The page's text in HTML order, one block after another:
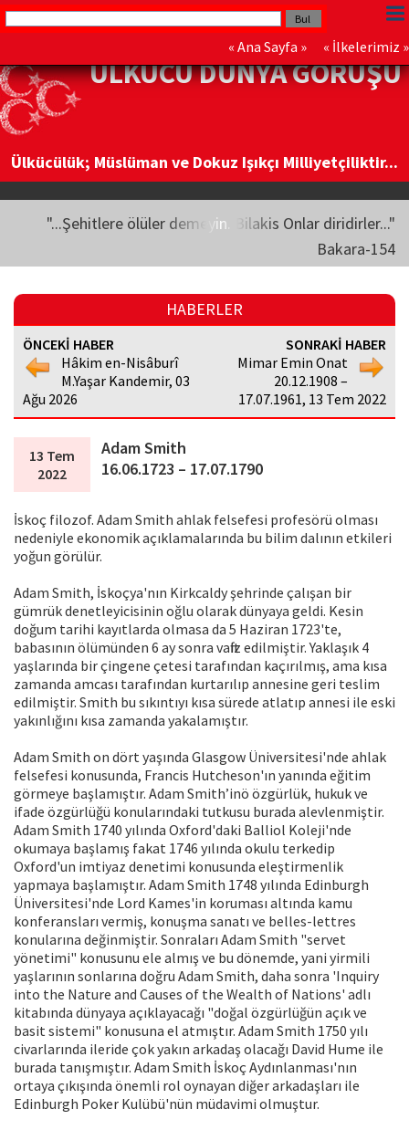
« Ana Sayfa » « İlkelerimiz »
ÜLKÜCÜ DÜNYA GÖRÜŞÜ
Ülkücülük; Müslüman ve Dokuz Işıkçı Milliyetçiliktir...
"...Şehitlere ölüler demeyin. Bilakis Onlar diridirler..."
Bakara-154
HABERLER
ÖNCEKİ HABER
Hâkim en-Nisâburî
M.Yaşar Kandemir, 03
Ağu 2026
SONRAKİ HABER
Mimar Emin Onat
20.12.1908 –
17.07.1961, 13 Tem 2022
13 Tem
2022
Adam Smith
16.06.1723 – 17.07.1790
İskoç filozof. Adam Smith ahlak felsefesi profesörü olması
nedeniyle ekonomik açıklamalarında bu bilim dalının etkileri
yoğun görülür.
Adam Smith, İskoçya'nın Kirkcaldy şehrinde çalışan bir
gümrük denetleyicisinin oğlu olarak dünyaya geldi. Kesin
doğum tarihi kayıtlarda olmasa da 5 Haziran 1723'te,
babasının ölümünden 6 ay sonra vaftiz edilmiştir. Yaklaşık 4
yaşlarında bir çingene çetesi tarafından kaçırılmış, ama kısa
zamanda amcası tarafından kurtarılıp annesine geri teslim
edilmiştir. Smith bu sıkıntıyı kısa sürede atlatıp annesi ile eski
yakınlığını kısa zamanda yakalamıştır.
Adam Smith on dört yaşında Glasgow Üniversitesi'nde ahlak
felsefesi konusunda, Francis Hutcheson'ın yanında eğitim
görmeye başlamıştır. Adam Smith’inö özgürlük, hukuk ve
ifade özgürlüğü konularındaki tutkusu burada alevlenmiştir.
Adam Smith 1740 yılında Oxford'daki Balliol Koleji'nde
okumaya başlamış fakat 1746 yılında okulu terkedip
Oxford'un imtiyaz denetimi konusunda eleştirmenlik
yapmaya başlamıştır. Adam Smith 1748 yılında Edinburgh
Üniversitesi'nde Lord Kames'in koruması altında kamu
konferansları vermiş, konuşma sanatı ve belles-lettres
konularına değinmiştir. Sonraları Adam Smith "servet
yönetimi" konusunu ele almış ve bu dönemde, yani yirmili
yaşlarının sonlarına doğru Adam Smith, daha sonra 'Inquiry
into the Nature and Causes of the Wealth of Nations' adlı
kitabında dünyaya açıklayacağı "doğal özgürlüğün açık ve
basit sistemi" konusuna el atmıştır. Adam Smith 1750 yılı
civarlarında ileride çok yakın arkadaş olacağı David Hume ile
burada tanışmıştır. Adam Smith İskoç Aydınlanması'nın
ortaya çıkışında önemli rol oynayan diğer arkadaşları ile
Edinburgh Poker Kulübü'nün müdavimi olmuştur.